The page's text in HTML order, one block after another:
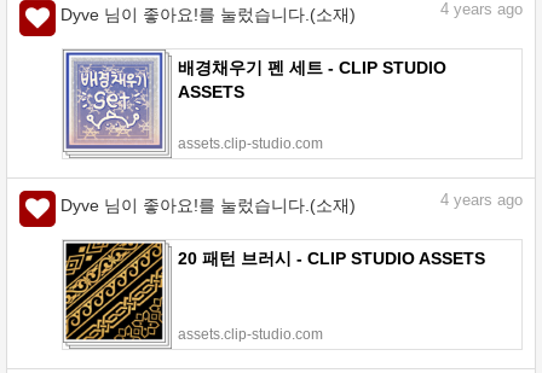
Dyve 님이 좋아요!를 눌렀습니다.(소재) 4 years ago
배경채우기 펜 세트 - CLIP STUDIO
ASSETS
assets.clip-studio.com
Dyve 님이 좋아요!를 눌렀습니다.(소재) 4 years ago
20 패턴 브러시 - CLIP STUDIO ASSETS
assets.clip-studio.com